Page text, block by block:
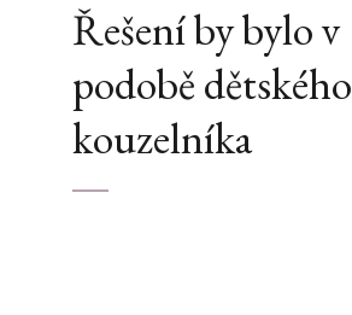
Řešení by bylo v
podobě dětského
kouzelníka